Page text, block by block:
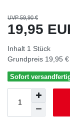
UVP 59,90 €
19,95
Inhalt 1 Stück
Grundpreis 19,95
Sofort